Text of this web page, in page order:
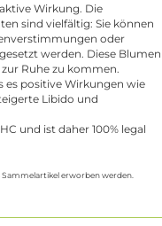
Wirkung. Die
sind vielfältig: Sie können
oder
werden. Diese Blumen
Ruhe zu kommen.
es positive Wirkungen wie
Libido und
und ist daher 100% legal
erworben werden.